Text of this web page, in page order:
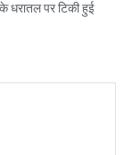
धरातल पर टिकी हुई